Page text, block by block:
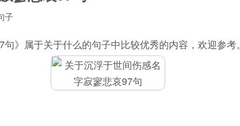
子
》属于关于什么的句子中比较优秀的内容，欢迎参考。